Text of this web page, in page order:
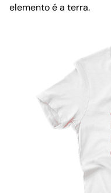
elemento é a terra.